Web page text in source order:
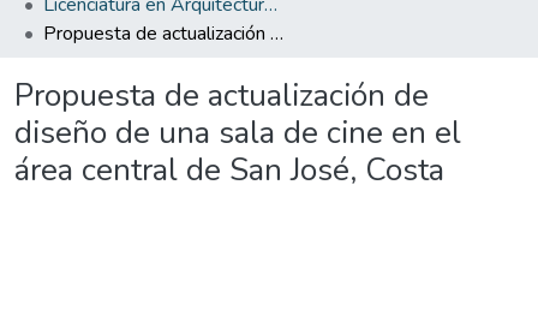
Propuesta de actualización de diseño de una sala de cine en el área central de San José, Costa
Propuesta de actualización de
diseño de una sala de cine en el
área central de San José, Costa